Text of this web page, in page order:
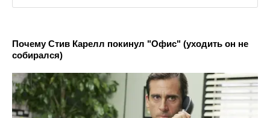
Почему Стив Карелл покинул "Офис" (уходить он не
собирался)